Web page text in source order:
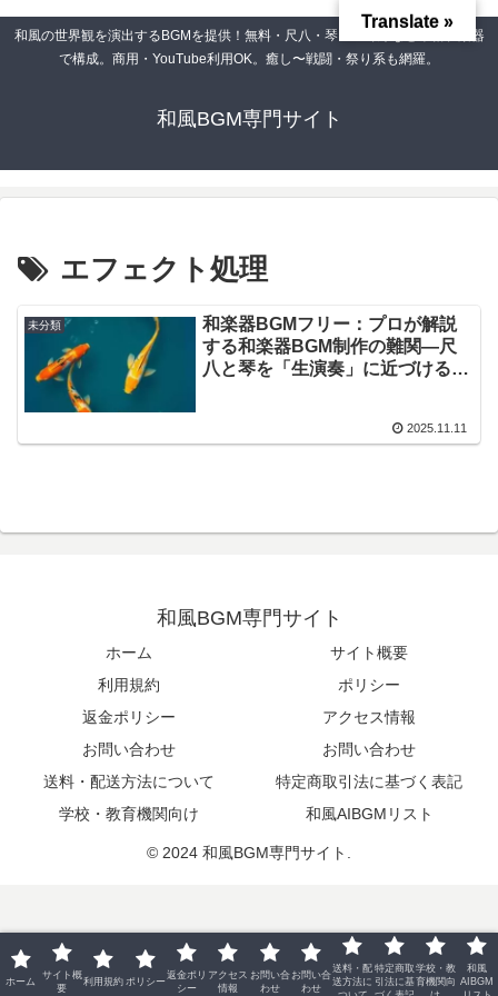
和風の世界観を演出するBGMを提供！無料・尺八・琴・三味線など本格和楽器
で構成。商用・YouTube利用OK。癒し〜戦闘・祭り系も網羅。
和風BGM専門サイト
エフェクト処理
未分類
和楽器BGMフリー：プロが解説
する和楽器BGM制作の難関—尺
八と琴を「生演奏」に近づける
2025.11.11
和風BGM専門サイト
ホーム
サイト概要
利用規約
ポリシー
返金ポリシー
アクセス情報
お問い合わせ
お問い合わせ
送料・配送方法について
特定商取引法に基づく表記
学校・教育機関向け
和風AIBGMリスト
© 2024 和風BGM専門サイト.
ホーム
サイト概
要
利用規約 ポリシー
返金ポリ
シー
アクセス
情報
お問い合
わせ
お問い合
わせ
送料・配
送方法に
特定商取
引法に基
学校・教
育機関向
和風
AIBGM
Translate »